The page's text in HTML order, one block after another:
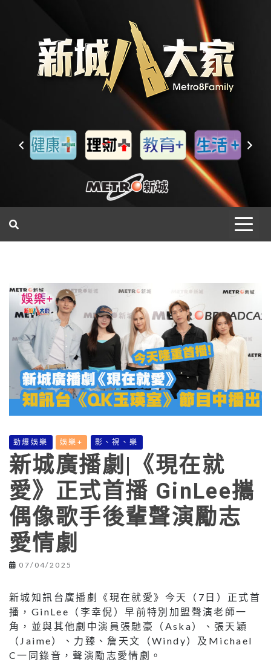
勁爆娛樂 娛樂+ 影、視、樂
新城廣播劇|《現在就
愛》正式首播 GinLee攜
偶像歌手後輩聲演勵志
愛情劇
07/04/2025
新城知訊台廣播劇《現在就愛》今天（7日）正式首
播，GinLee（李幸倪）早前特別加盟聲演老師一
角，並與其他劇中演員張馳豪（Aska）、張天穎
（Jaime）、力臻、詹天文（Windy）及Michael
C一同錄音，聲演勵志愛情劇。